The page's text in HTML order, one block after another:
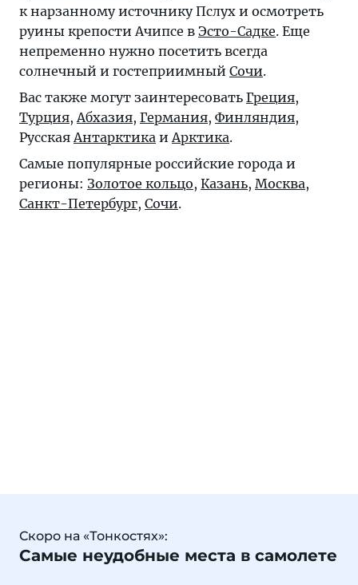
к нарзанному источнику Пслух и осмотреть
руины крепости Ачипсе в Эсто-Садке. Еще
непременно нужно посетить всегда
солнечный и гостеприимный Сочи.
Вас также могут заинтересовать Греция,
Турция, Абхазия, Германия, Финляндия,
Русская Антарктика и Арктика.
Самые популярные российские города и
регионы: Золотое кольцо, Казань, Москва,
Санкт-Петербург, Сочи.
Скоро на «Тонкостях»:
Самые неудобные места в самолете